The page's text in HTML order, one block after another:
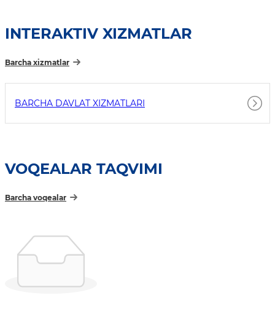
INTERAKTIV XIZMATLAR
Barcha xizmatlar
BARCHA DAVLAT XIZMATLARI
VOQEALAR TAQVIMI
Barcha voqealar